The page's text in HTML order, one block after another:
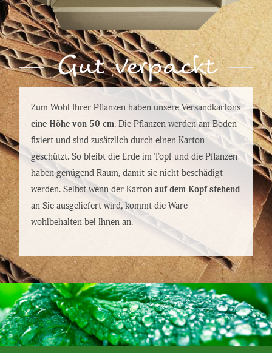
Gut verpackt
Zum Wohl Ihrer Pflanzen haben unsere Versandkartons
eine Höhe von 50 cm. Die Pflanzen werden am Boden
fixiert und sind zusätzlich durch einen Karton
geschützt. So bleibt die Erde im Topf und die Pflanzen
haben genügend Raum, damit sie nicht beschädigt
werden. Selbst wenn der Kartonauf dem Kopf stehend
an Sie ausgeliefert wird, kommt die Ware
wohlbehalten bei Ihnen an.